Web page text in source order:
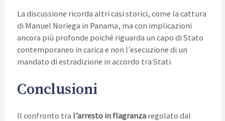
La discussione ricorda altri casi storici, come la cattura
di Manuel Noriega in Panama, ma con implicazioni
ancora più profonde poiché riguarda un capo di Stato
contemporaneo in carica e non l’esecuzione di un
mandato di estradizione in accordo tra Stati.
Conclusioni
Il confronto tra l’arresto in flagranzaregolato dal